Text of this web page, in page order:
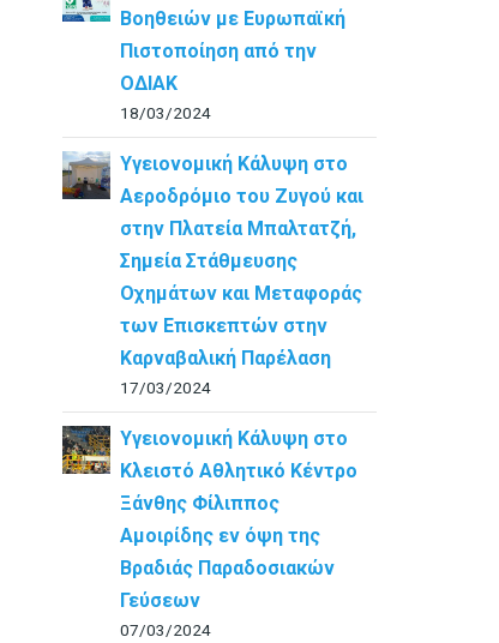
Βοηθειών με Ευρωπαϊκή
Πιστοποίηση από την
ΟΔΙΑΚ
18/03/2024
Υγειονομική Κάλυψη στο
Αεροδρόμιο του Ζυγού και
στην Πλατεία Μπαλτατζή,
Σημεία Στάθμευσης
Οχημάτων και Μεταφοράς
των Επισκεπτών στην
Καρναβαλική Παρέλαση
17/03/2024
Υγειονομική Κάλυψη στο
Κλειστό Αθλητικό Κέντρο
Ξάνθης Φίλιππος
Αμοιρίδης εν όψη της
Βραδιάς Παραδοσιακών
Γεύσεων
07/03/2024